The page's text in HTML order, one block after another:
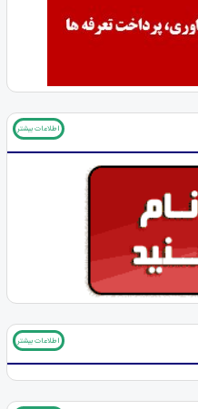
اطلاعات بیشتر
اطلاعات بیشتر